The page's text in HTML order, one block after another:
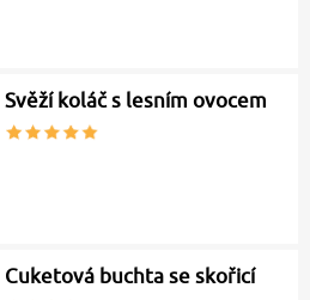
Svěží koláč s lesním ovocem
Cuketová buchta se skořicí